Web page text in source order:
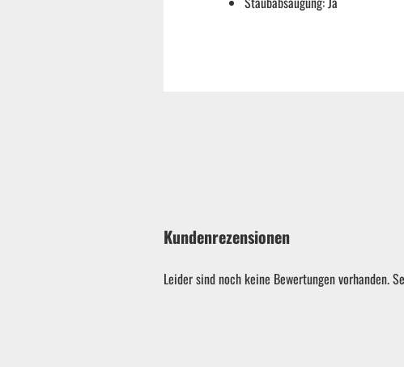
Kundenrezensionen
Leider sind noch keine Bewertungen vorhanden.